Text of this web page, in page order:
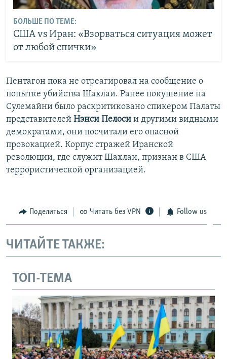
БОЛЬШЕ ПО ТЕМЕ:
США vs Иран: «Взорваться ситуация может
от любой спички»
Пентагон пока не отреагировал на сообщение о
попытке убийства Шахлаи. Ранее покушение на
Сулемайни было раскритиковано спикером Палаты
представителей Нэнси Пелоси и другими видными
демократами, они посчитали его опасной
провокацией. Корпус стражей Иранской
революции, где служит Шахлаи, признан в США
террористической организацией.
Поделиться Читать без VPN Follow us
ЧИТАЙТЕ ТАКЖЕ:
ТОП-ТЕМА